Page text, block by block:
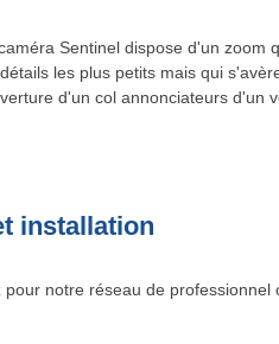
Sentinel dispose d'un zoom
les plus petits mais qui
d'un col annonciateurs d'un
installation
pour notre réseau de